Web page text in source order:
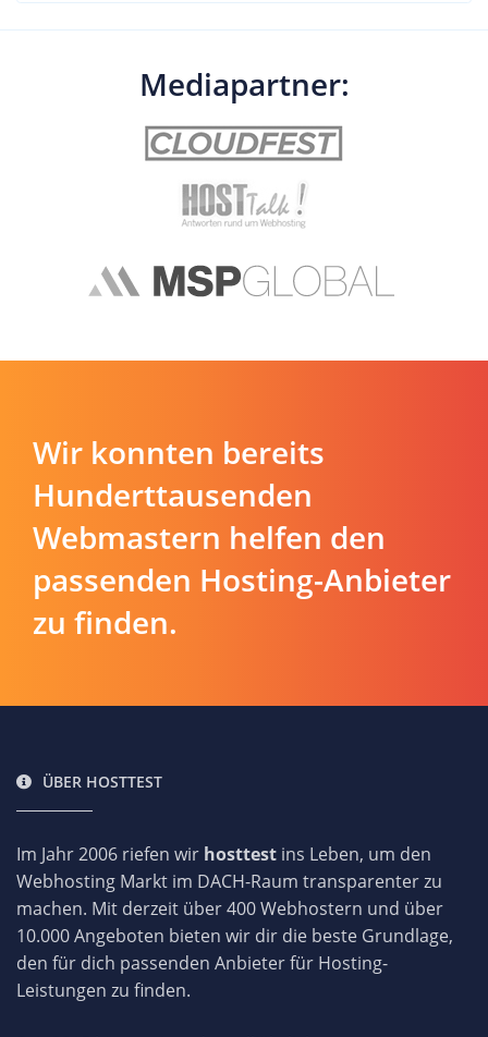
Mediapartner:
Wir konnten bereits
Hunderttausenden
Webmastern helfen den
passenden Hosting-Anbieter
zu finden.
ÜBER HOSTTEST
Im Jahr 2006 riefen wir hosttest ins Leben, um den
Webhosting Markt im DACH-Raum transparenter zu
machen. Mit derzeit über 400 Webhostern und über
10.000 Angeboten bieten wir dir die beste Grundlage,
den für dich passenden Anbieter für Hosting-
Leistungen zu finden.